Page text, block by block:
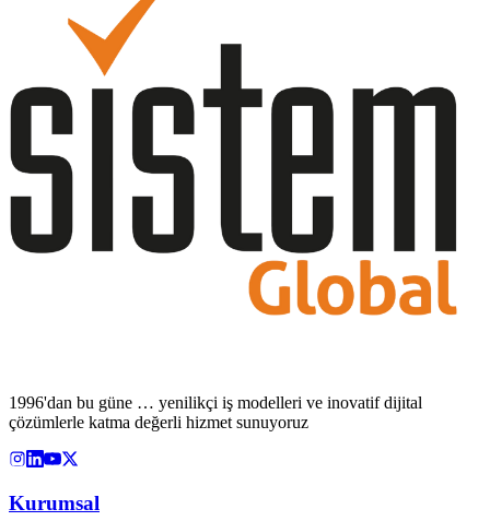
1996'dan bu güne … yenilikçi iş modelleri ve inovatif dijital
çözümlerle katma değerli hizmet sunuyoruz
Kurumsal